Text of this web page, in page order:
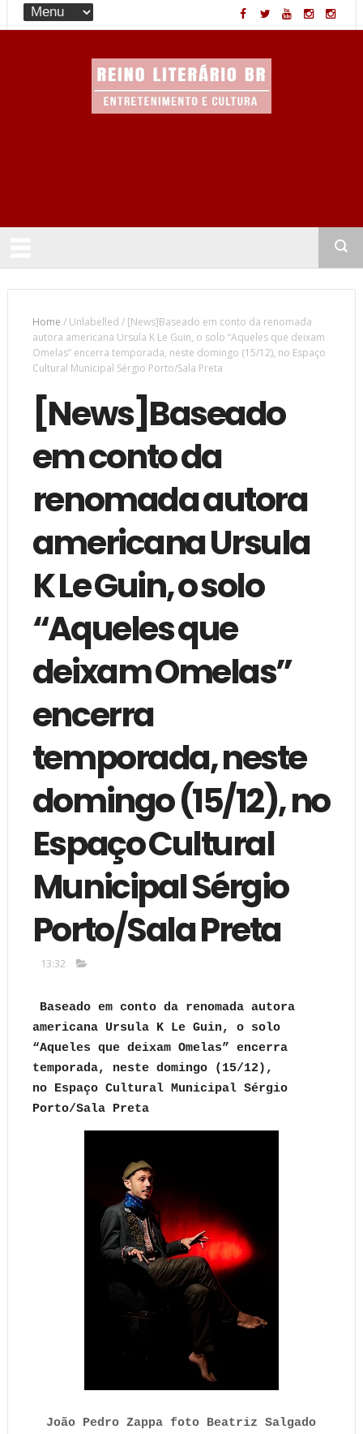
Home /Unlabelled / [News]Baseado em conto da renomada
autora americana Ursula K Le Guin, o solo “Aqueles que deixam
Omelas” encerra temporada, neste domingo (15/12), no Espaço
Cultural Municipal Sérgio Porto/Sala Preta
[News]Baseado
em conto da
renomada autora
americana Ursula
K Le Guin, o solo
“Aqueles que
deixam Omelas”
encerra
temporada, neste
domingo (15/12), no
Espaço Cultural
Municipal Sérgio
Porto/Sala Preta
13:32
Baseado em conto da renomada autora
americana Ursula K Le Guin, o solo
“Aqueles que deixam Omelas” encerra
temporada, neste domingo (15/12),
no Espaço Cultural Municipal Sérgio
Porto/Sala Preta
João Pedro Zappa foto Beatriz Salgado